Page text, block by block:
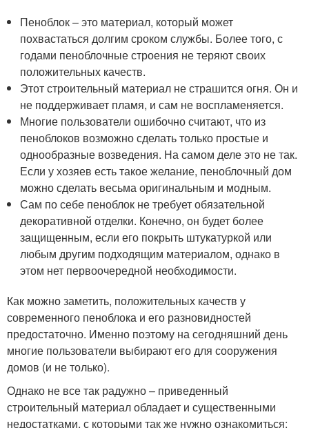
Пеноблок – это материал, который может
похвастаться долгим сроком службы. Более того, с
годами пеноблочные строения не теряют своих
положительных качеств.
Этот строительный материал не страшится огня. Он и
не поддерживает пламя, и сам не воспламеняется.
Многие пользователи ошибочно считают, что из
пеноблоков возможно сделать только простые и
однообразные возведения. На самом деле это не так.
Если у хозяев есть такое желание, пеноблочный дом
можно сделать весьма оригинальным и модным.
Сам по себе пеноблок не требует обязательной
декоративной отделки. Конечно, он будет более
защищенным, если его покрыть штукатуркой или
любым другим подходящим материалом, однако в
этом нет первоочередной необходимости.
Как можно заметить, положительных качеств у
современного пеноблока и его разновидностей
предостаточно. Именно поэтому на сегодняшний день
многие пользователи выбирают его для сооружения
домов (и не только).
Однако не все так радужно – приведенный
строительный материал обладает и существенными
недостатками, с которыми так же нужно ознакомиться: